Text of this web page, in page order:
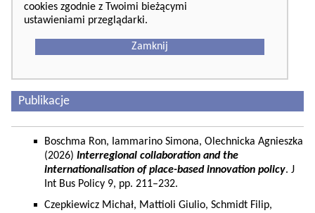
cookies zgodnie z Twoimi bieżącymi
ustawieniami przeglądarki.
Zamknij
Publikacje
Boschma Ron, Iammarino Simona, Olechnicka Agnieszka
(2026) Interregional collaboration and the
internationalisation of place-based innovation policy. J
Int Bus Policy 9, pp. 211–232.
Czepkiewicz Michał, Mattioli Giulio, Schmidt Filip,